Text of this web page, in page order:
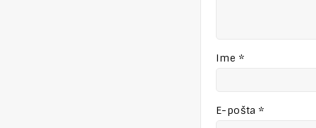
Ime *
E-pošta*